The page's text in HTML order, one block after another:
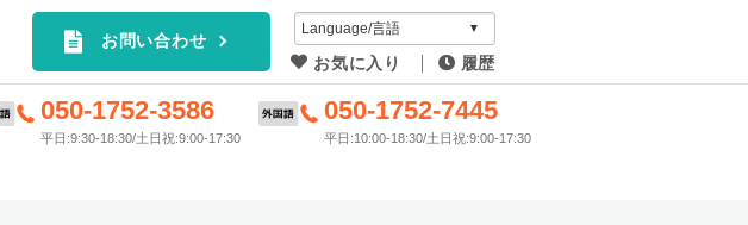
簡単検索｜アイディ
お問い合わせ
お気に入り
プラン
履歴
050-1752-3586
平日:9:30-18:30/土日祝:9:00-17:30
050-1752-7445
平日:10:00-18:30/土日祝:9:00-17:30